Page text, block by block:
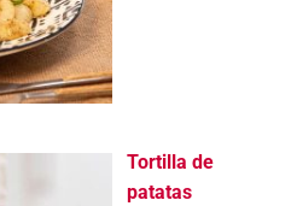
Tortilla de
patatas